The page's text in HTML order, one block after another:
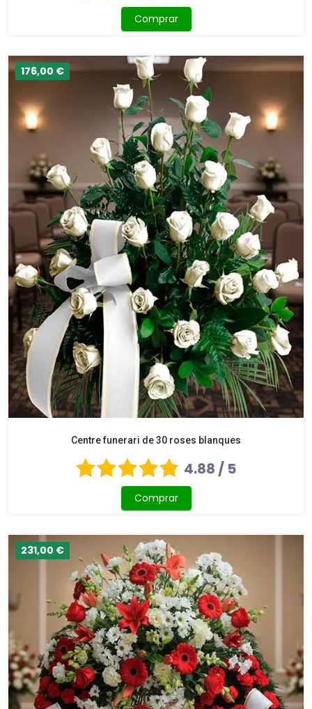
Comprar
176,00 €
Centre funerari de 30 roses blanques
4.88 / 5
Comprar
231,00 €